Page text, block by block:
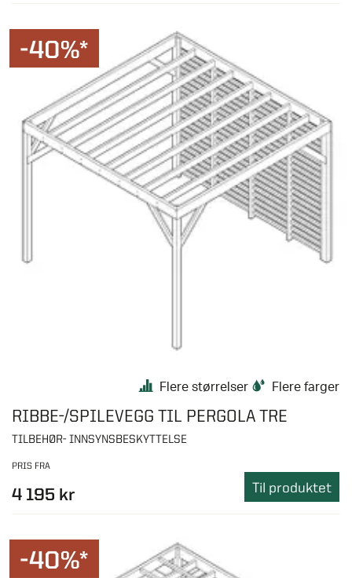
-40%*
Flere størrelser Flere farger
RIBBE-/SPILEVEGG TIL PERGOLA TRE
TILBEHØR- INNSYNSBESKYTTELSE
PRIS FRA
4 195 kr Til produktet
-40%*